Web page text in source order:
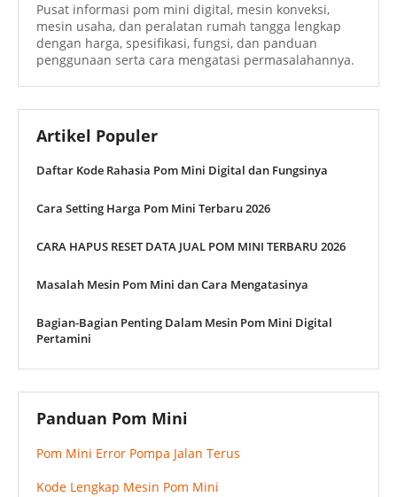
Pusat informasi pom mini digital, mesin konveksi,
mesin usaha, dan peralatan rumah tangga lengkap
dengan harga, spesifikasi, fungsi, dan panduan
penggunaan serta cara mengatasi permasalahannya.
Artikel Populer
Daftar Kode Rahasia Pom Mini Digital dan Fungsinya
Cara Setting Harga Pom Mini Terbaru 2026
CARA HAPUS RESET DATA JUAL POM MINI TERBARU 2026
Masalah Mesin Pom Mini dan Cara Mengatasinya
Bagian-Bagian Penting Dalam Mesin Pom Mini Digital
Pertamini
Panduan Pom Mini
Pom Mini Error Pompa Jalan Terus
Kode Lengkap Mesin Pom Mini